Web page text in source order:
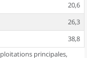
20,6
26,3
38,8
principales,